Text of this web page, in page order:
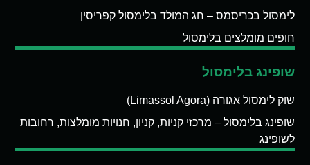
לימסול בכריסמס – חג המולד בלימסול קפריסין
חופים מומלצים בלימסול
שופינג בלימסול
שוק לימסול אגורה (Limassol Agora)
שופינג בלימסול – מרכזי קניות, קניון, חנויות מומלצות, רחובות
לשופינג